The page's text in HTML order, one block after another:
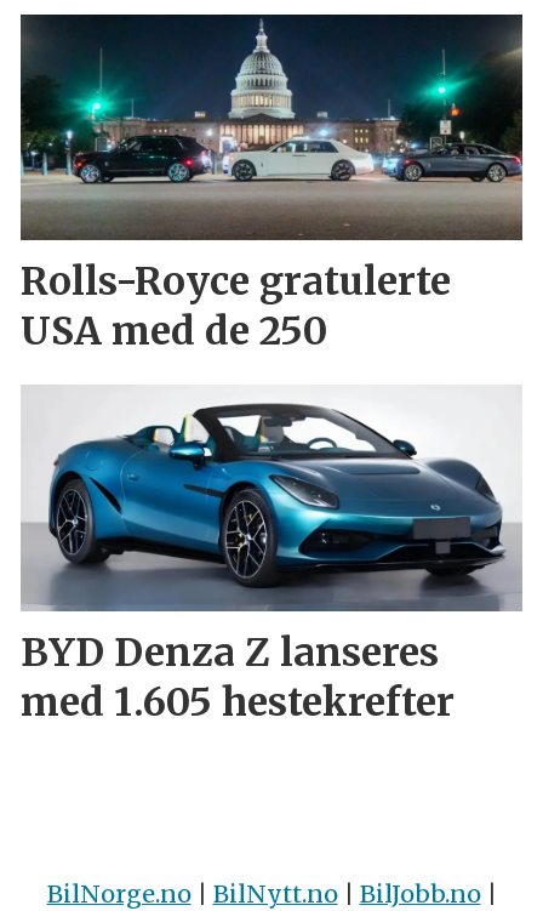
Rolls-Royce gratulerte
USA med de 250
BYD Denza Z lanseres
med 1.605 hestekrefter
BilNorge.no| BilNytt.no| BilJobb.no|